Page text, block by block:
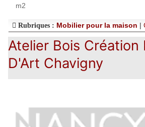
m2
Rubriques : Mobilier pour la maison |
Atelier Bois Création
D'Art Chavigny